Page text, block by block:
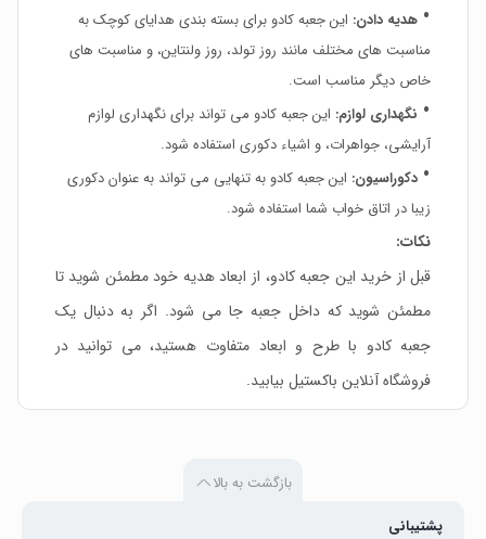
هدیه دادن: این جعبه کادو برای بسته بندی هدایای کوچک به
مناسبت های مختلف مانند روز تولد، روز ولنتاین، و مناسبت های
خاص دیگر مناسب است.
نگهداری لوازم: این جعبه کادو می تواند برای نگهداری لوازم
آرایشی، جواهرات، و اشیاء دکوری استفاده شود.
دکوراسیون: این جعبه کادو به تنهایی می تواند به عنوان دکوری
زیبا در اتاق خواب شما استفاده شود.
نکات:
قبل از خرید این جعبه کادو، از ابعاد هدیه خود مطمئن شوید تا
مطمئن شوید که داخل جعبه جا می شود. اگر به دنبال یک
جعبه کادو با طرح و ابعاد متفاوت هستید، می توانید در
فروشگاه آنلاین باکستیل بیابید.
بازگشت به بالا
پشتیبانی